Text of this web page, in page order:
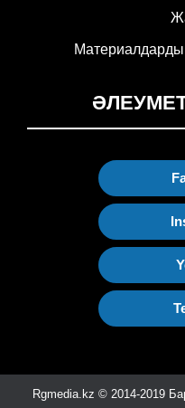
Rgmedia.kz © 2014-2019